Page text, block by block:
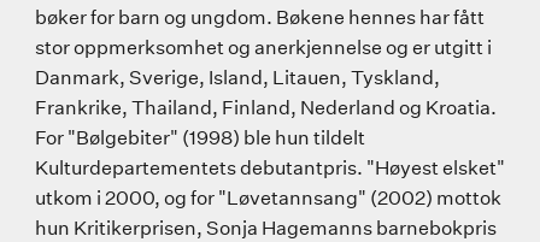
bøker for barn og ungdom. Bøkene hennes har fått
stor oppmerksomhet og anerkjennelse og er utgitt i
Danmark, Sverige, Island, Litauen, Tyskland,
Frankrike, Thailand, Finland, Nederland og Kroatia.
For "Bølgebiter" (1998) ble hun tildelt
Kulturdepartementets debutantpris. "Høyest elsket"
utkom i 2000, og for "Løvetannsang" (2002) mottok
hun Kritikerprisen, Sonja Hagemanns barnebokpris